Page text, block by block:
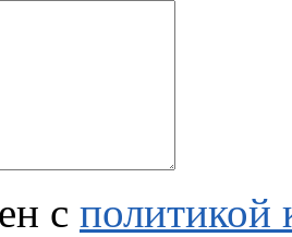
с политикой